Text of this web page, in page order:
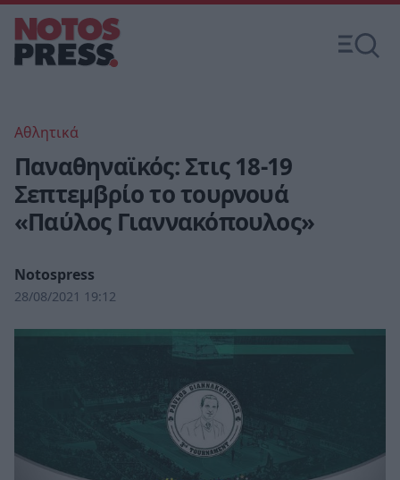
Αθλητικά
Παναθηναϊκός: Στις 18-19
Σεπτεμβρίο το τουρνουά
«Παύλος Γιαννακόπουλος»
Notospress
28/08/2021 19:12